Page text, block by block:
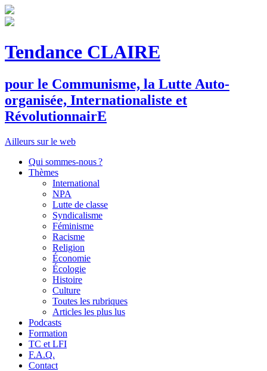
Tendance CLAIRE
pour le Communisme, la Lutte Auto-
organisée, Internationaliste et
RévolutionnairE
Ailleurs sur le web
Qui sommes-nous ?
Thèmes
International
NPA
Lutte de classe
Syndicalisme
Féminisme
Racisme
Religion
Économie
Écologie
Histoire
Culture
Toutes les rubriques
Articles les plus lus
Podcasts
Formation
TC et LFI
F.A.Q.
Contact